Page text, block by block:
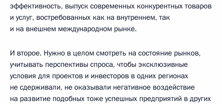
эффективность, выпуск современных конкурентных товаров
и услуг, востребованных как на внутреннем, так
и на внешнем международном рынке.
И второе. Нужно в целом смотреть на состояние рынков,
учитывать перспективы спроса, чтобы эксклюзивные
условия для проектов и инвесторов в одних регионах
не сдерживали, не оказывали негативное воздействие
на развитие подобных тоже успешных предприятий в других